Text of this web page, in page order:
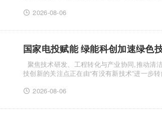
2026-08-06
国家电投赋能 绿能科创加速绿色
技创新的关注点正在由“有没有新技术”进一步
2026-08-06